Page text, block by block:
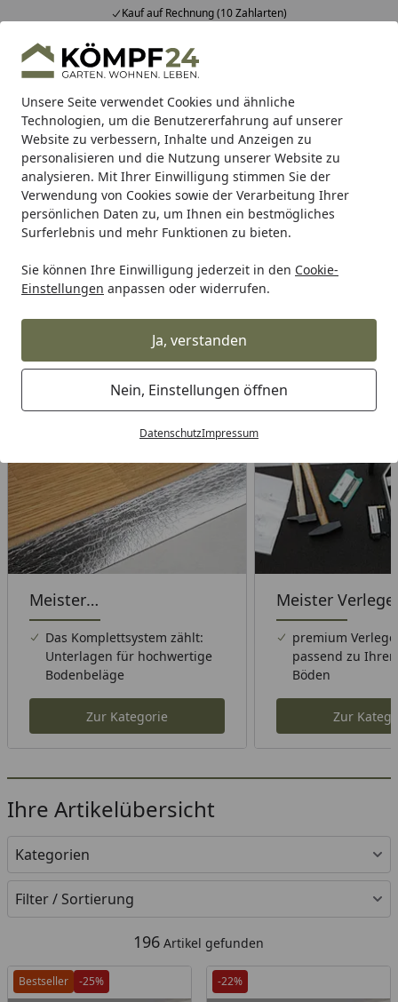
Unsere Seite verwendet Cookies und ähnliche
Technologien, um die Benutzererfahrung auf unserer
Website zu verbessern, Inhalte und Anzeigen zu
personalisieren und die Nutzung unserer Website zu
analysieren. Mit Ihrer Einwilligung stimmen Sie der
Verwendung von Cookies sowie der Verarbeitung Ihrer
persönlichen Daten zu, um Ihnen ein bestmögliches
Surferlebnis und mehr Funktionen zu bieten.
Sie können Ihre Einwilligung jederzeit in den Cookie-
Einstellungen anpassen oder widerrufen.
Ja, verstanden
Nein, Einstellungen öffnen
DatenschutzImpressum
Kauf auf Rechnung (10 Zahlarten)
Alle Produkte
Mein Konto
Suchen
Meister Zubehör für Böden
Startseite
Meister Zubehör
Wählen Sie Ihre Wunschkategorie
Meister
Unterlagsmaterial
Das Komplettsystem zählt:
Unterlagen für hochwertige
Bodenbeläge
Zur Kategorie
Meister
premium
passend zu Ihren
Böden
Zur
Ihre Artikelübersicht
Kategorien
Filter / Sortierung
196 Artikel gefunden
Bestseller -25% -22%